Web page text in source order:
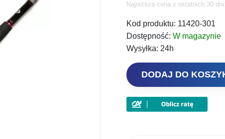
cena
Najniższa cena z ostatnich 30
Kod produktu: 11420-301
Dostępność:W magazynie
Wysyłka:24h
ilość
Daiwa
Sweepfire
DODAJ DO